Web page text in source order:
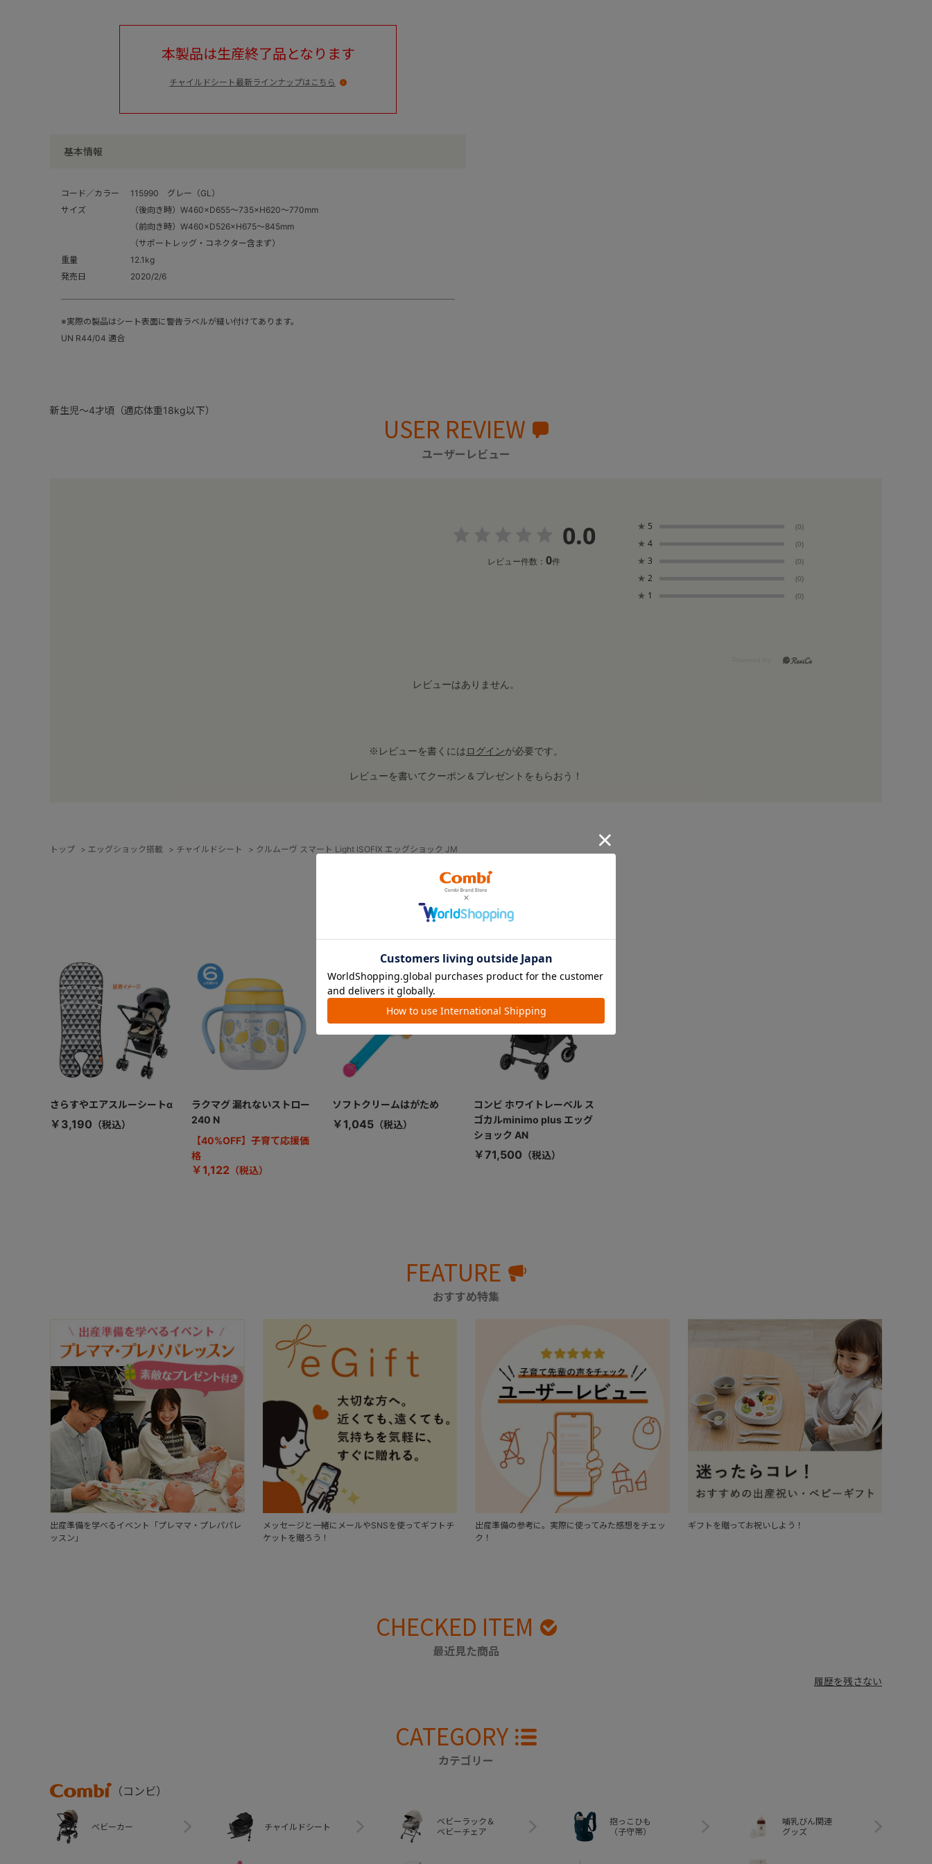
基本情報
コード／カラー
115990 グレー（GL）
サイズ
（後向き時）W460×D655～735×H620～770mm
（前向き時）W460×D526×H675～845mm
（サポートレッグ・コネクター含まず）
重量
12.1kg
発売日
2020/2/6
※実際の製品はシート表面に警告ラベルが縫い付けてあります。
UN R44/04 適合
本製品は生産終了品となります
チャイルドシート最新ラインナップはこちら
新生児～4才頃（適応体重18kg以下）
USER REVIEW
ユーザーレビュー
0.0
レビュー件数： 0件
★ 5 (0)
★ 4 (0)
★ 3 (0)
★ 2 (0)
★ 1 (0)
レビューはありません。
※レビューを書くにはログインが必要です。
レビューを書いてクーポン＆プレゼントをもらおう！
トップ > エッグショック搭載 > チャイルドシート > クルムーヴ スマート Light ISOFIX エッグショック JM
BUY TOGETHER
さらすやエアスルーシートα
￥3,190
ラクマグ 漏れないストロー
240 N
【40%OFF】子育て応援価
格
￥1,122
ソフトクリームはがため
￥1,045
コンビ ホワイトレーベル ス
ゴカルminimo plus エッグ
ショック AN
￥71,500
FEATURE
おすすめ特集
出産準備を学べるイベント「プレママ・プレパパレ
ッスン」
メッセージと一緒にメールやSNSを使ってギフトチ
ケットを贈ろう！
出産準備の参考に。実際に使ってみた感想をチェッ
ク！
ギフトを贈ってお祝いしよう！
CHECKED ITEM
最近見た商品
履歴を残さない
CATEGORY
カテゴリー
Combi
（コンビ）
ベビーカー チャイルドシート
ベビーラック＆
ベビーチェア
抱っこひも
（子守帯）
哺乳びん関連
グッズ